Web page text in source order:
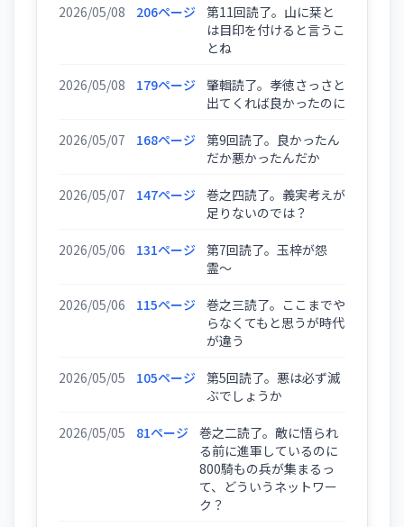
2026/05/08 206ページ
第11回読了。山に栞と
は目印を付けると言うこ
とね
2026/05/08 179ページ
肇輯読了。孝徳さっさと
出てくれば良かったのに
2026/05/07 168ページ
第9回読了。良かったん
だか悪かったんだか
2026/05/07 147ページ
巻之四読了。義実考えが
足りないのでは？
2026/05/06 131ページ
第7回読了。玉梓が怨
霊〜
2026/05/06 115ページ
巻之三読了。ここまでや
らなくてもと思うが時代
が違う
2026/05/05 105ページ
第5回読了。悪は必ず滅
ぶでしょうか
2026/05/05 81ページ
巻之二読了。敵に悟られ
る前に進軍しているのに
800騎もの兵が集まるっ
て、どういうネットワー
ク？